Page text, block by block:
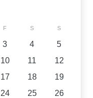
F S S
3 4
5
10 11
12
17 18
19
24 25
26